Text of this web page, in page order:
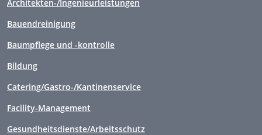
Architekten-/Ingenieurleistungen
Bauendreinigung
Baumpflege und -kontrolle
Bildung
Catering/Gastro-/Kantinenservice
Facility-Management
Gesundheitsdienste/Arbeitsschutz